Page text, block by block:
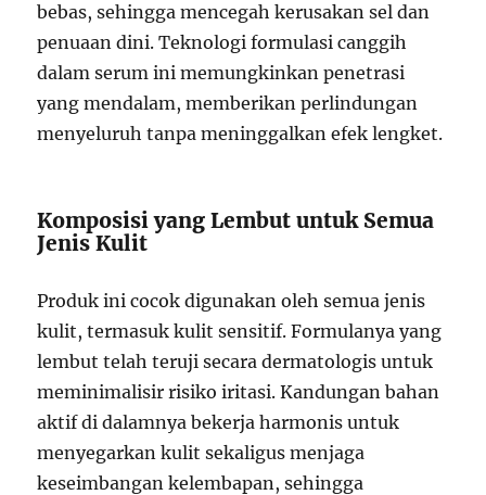
bebas, sehingga mencegah kerusakan sel dan
penuaan dini. Teknologi formulasi canggih
dalam serum ini memungkinkan penetrasi
yang mendalam, memberikan perlindungan
menyeluruh tanpa meninggalkan efek lengket.
Komposisi yang Lembut untuk Semua
Jenis Kulit
Produk ini cocok digunakan oleh semua jenis
kulit, termasuk kulit sensitif. Formulanya yang
lembut telah teruji secara dermatologis untuk
meminimalisir risiko iritasi. Kandungan bahan
aktif di dalamnya bekerja harmonis untuk
menyegarkan kulit sekaligus menjaga
keseimbangan kelembapan, sehingga